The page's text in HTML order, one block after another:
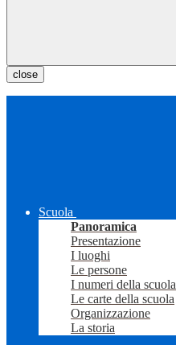
close
Scuola
Panoramica
Presentazione
I luoghi
Le persone
I numeri della scuola
Le carte della scuola
Organizzazione
La storia